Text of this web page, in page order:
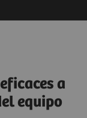
a
equipo